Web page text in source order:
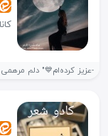
-عزیز کرده‌ام💙" دلم